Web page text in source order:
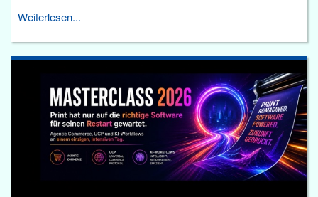
Weiterlesen...